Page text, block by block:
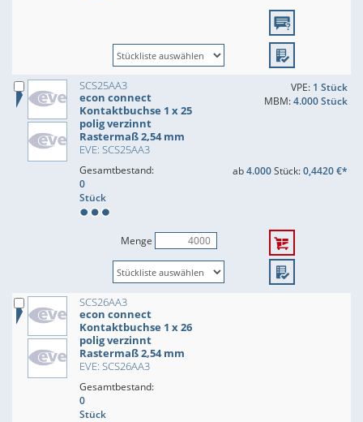
SCS25AA3
econ connect
Kontaktbuchse 1 x 25
polig verzinnt
Rastermaß 2,54 mm
EVE: SCS25AA3
VPE: 1 Stück
MBM:4.000 Stück
Gesamtbestand:
0
Stück
ab4.000Stück:0,4420 €*
Menge
SCS26AA3
econ connect
Kontaktbuchse 1 x 26
polig verzinnt
Rastermaß 2,54 mm
EVE: SCS26AA3
Gesamtbestand:
0
Stück